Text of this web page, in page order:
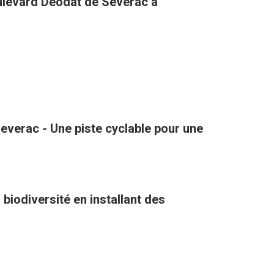
- Une piste cyclable pour une
en installant des